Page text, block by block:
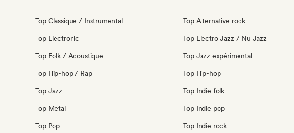
Top Classique / Instrumental
Top Electronic
Top Folk / Acoustique
Top Hip-hop / Rap
Top Jazz
Top Metal
Top Pop
Top Alternative rock
Top Electro Jazz / Nu Jazz
Top Jazz expérimental
Top Hip-hop
Top Indie folk
Top Indie pop
Top Indie rock